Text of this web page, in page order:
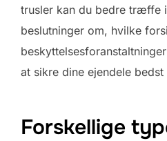
trusler kan du bedre træffe
beslutninger om, hvilke
at sikre dine ejendele bedst
Forskellige